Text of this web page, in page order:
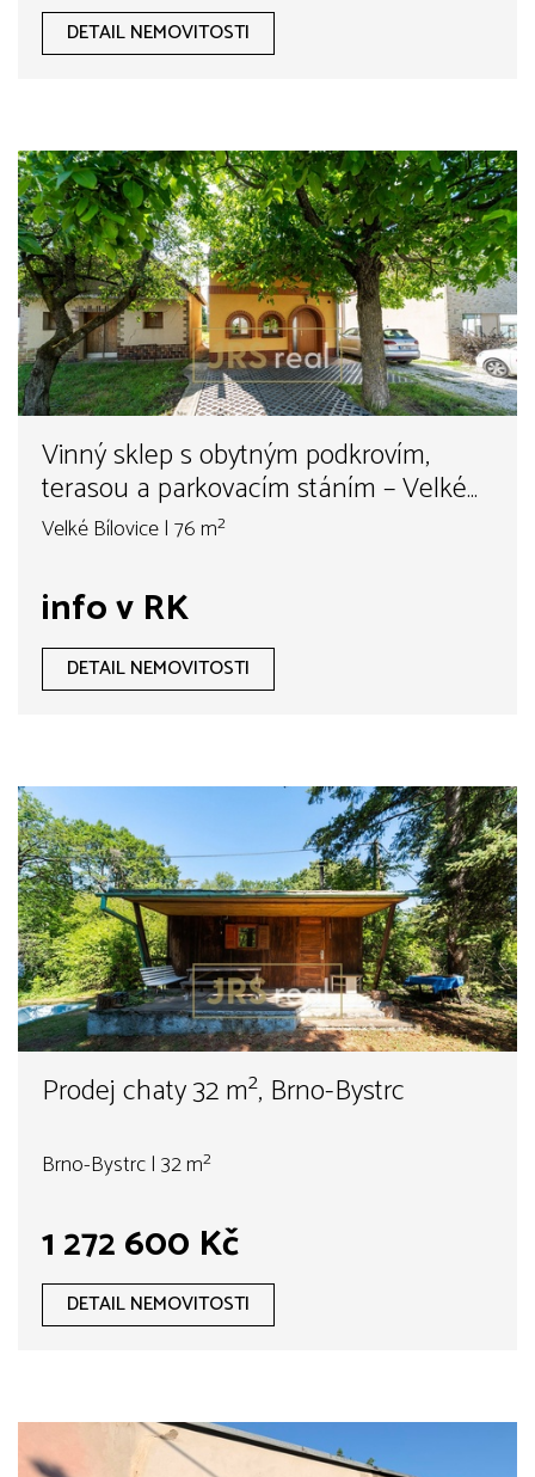
DETAIL NEMOVITOSTI
Vinný sklep s obytným podkrovím,
terasou a parkovacím stáním – Velké
Bílovice
Velké Bílovice | 76 m²
info v RK
DETAIL NEMOVITOSTI
Prodej chaty 32 m², Brno-Bystrc
Brno-Bystrc | 32 m²
1 272 600 Kč
DETAIL NEMOVITOSTI